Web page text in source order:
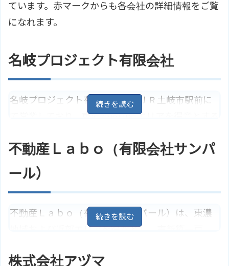
ています。赤マークからも各会社の詳細情報をご覧
になれます。
名岐プロジェクト有限会社
名岐プロジェクト有限会社は、ＪＲ土岐市駅前に
て営業しており、東濃から中濃エリアを得意とする
のお部屋探しから土地や建物などの売買物件、工
場、テナントなど地域の皆様の様々な不動産探し
のお手伝いをしてくれます。競売代行の他、家や土
岐阜県土岐市泉町久尻578－12
分
不動産Ｌａｂｏ（有限会社サンパ
ール）
不動産Ｌａｂｏ（有限会社サンパール）は、東濃
地域および近郊エリアを得意とし、売新築一戸
を主に取り扱っている不動産会社で、買取りも行
株式会社アヅマ